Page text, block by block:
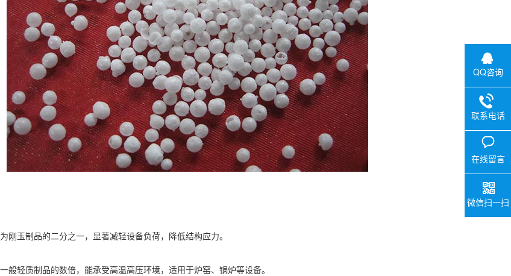
玉制品的二分之一，显著减轻设备负荷，降低结构应力。
轻质制品的数倍，能承受高温高压环境，适用于炉窑、锅炉等设备。
QQ咨询
联系电话
在线留言
微信扫一扫